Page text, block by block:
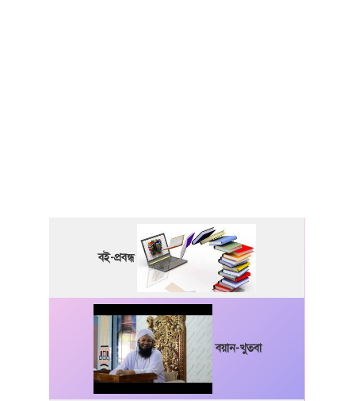
বই-প্রবন্ধ
বয়ান-খুতবা